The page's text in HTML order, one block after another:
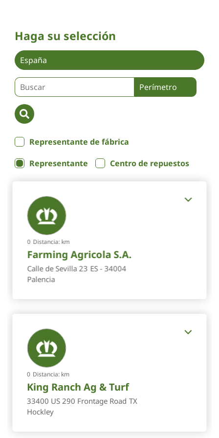
Haga su selección
Representante de fábrica
Representante
Centro de repuestos
Distancia:
0 km
Farming Agricola S.A.
Calle de Sevilla 23 ES - 34004
Palencia
Distancia:
0 km
King Ranch Ag & Turf
33400 US 290 Frontage Road TX
Hockley